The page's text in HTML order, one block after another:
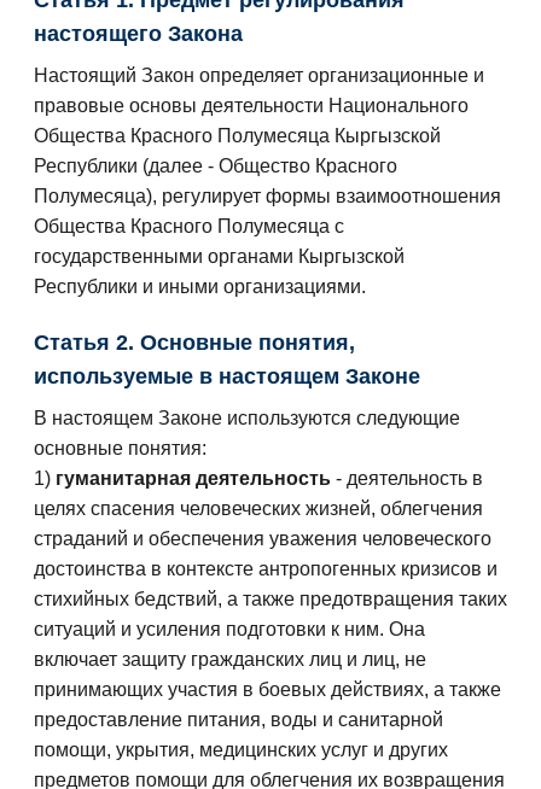
настоящего Закона
Настоящий Закон определяет организационные и
правовые основы деятельности Национального
Общества Красного Полумесяца Кыргызской
Республики (далее - Общество Красного
Полумесяца), регулирует формы взаимоотношения
Общества Красного Полумесяца с
государственными органами Кыргызской
Республики и иными организациями.
Статья 2. Основные понятия,
используемые в настоящем Законе
В настоящем Законе используются следующие
основные понятия:
1) гуманитарная деятельность - деятельность в
целях спасения человеческих жизней, облегчения
страданий и обеспечения уважения человеческого
достоинства в контексте антропогенных кризисов и
стихийных бедствий, а также предотвращения таких
ситуаций и усиления подготовки к ним. Она
включает защиту гражданских лиц и лиц, не
принимающих участия в боевых действиях, а также
предоставление питания, воды и санитарной
помощи, укрытия, медицинских услуг и других
предметов помощи для облегчения их возвращения